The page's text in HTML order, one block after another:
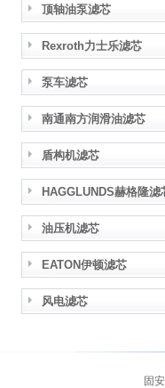
顶轴油泵滤芯
Rexroth力士乐滤芯
泵车滤芯
南通南方润滑油滤芯
盾构机滤芯
HAGGLUNDS赫格隆滤
油压机滤芯
EATON伊顿滤芯
风电滤芯
固